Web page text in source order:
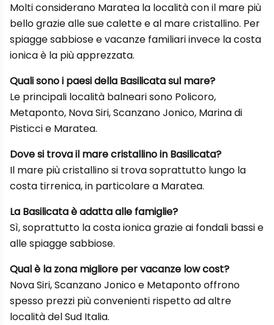
Molti considerano Maratea la località con il mare più
bello grazie alle sue calette e al mare cristallino. Per
spiagge sabbiose e vacanze familiari invece la costa
ionica è la più apprezzata.
Quali sono i paesi della Basilicata sul mare?
Le principali località balneari sono Policoro,
Metaponto, Nova Siri, Scanzano Jonico, Marina di
Pisticci e Maratea.
Dove si trova il mare cristallino in Basilicata?
Il mare più cristallino si trova soprattutto lungo la
costa tirrenica, in particolare a Maratea.
La Basilicata è adatta alle famiglie?
Sì, soprattutto la costa ionica grazie ai fondali bassi e
alle spiagge sabbiose.
Qual è la zona migliore per vacanze low cost?
Nova Siri, Scanzano Jonico e Metaponto offrono
spesso prezzi più convenienti rispetto ad altre
località del Sud Italia.